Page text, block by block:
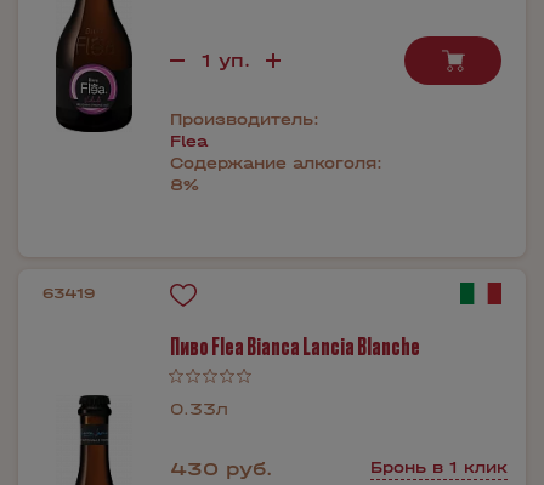
Производитель:
Flea
Содержание алкоголя:
8%
63419
Пиво Flea Bianca Lancia Blanche
0.33л
430 руб. Бронь в 1 клик